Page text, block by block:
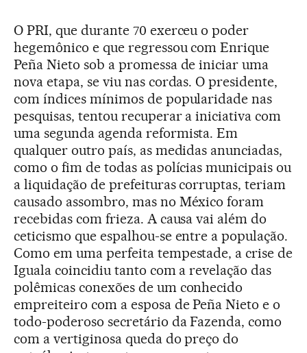
O PRI, que durante 70 exerceu o poder
hegemônico e que regressou com Enrique
Peña Nieto sob a promessa de iniciar uma
nova etapa, se viu nas cordas. O presidente,
com índices mínimos de popularidade nas
pesquisas, tentou recuperar a iniciativa com
uma segunda agenda reformista. Em
qualquer outro país, as medidas anunciadas,
como o fim de todas as polícias municipais ou
a liquidação de prefeituras corruptas, teriam
causado assombro, mas no México foram
recebidas com frieza. A causa vai além do
ceticismo que espalhou-se entre a população.
Como em uma perfeita tempestade, a crise de
Iguala coincidiu tanto com a revelação das
polêmicas conexões de um conhecido
empreiteiro com a esposa de Peña Nieto e o
todo-poderoso secretário da Fazenda, como
com a vertiginosa queda do preço do